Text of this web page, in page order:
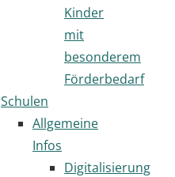
Kinder
mit
besonderem
Förderbedarf
Schulen
Allgemeine
Infos
Digitalisierung